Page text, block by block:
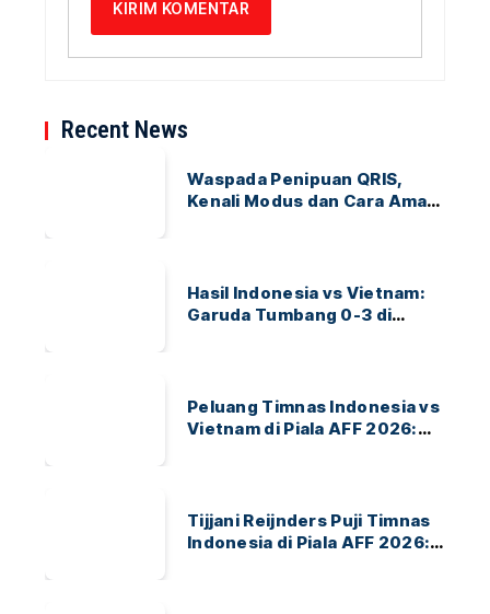
Recent News
Waspada Penipuan QRIS,
Kenali Modus dan Cara Aman
Hasil Indonesia vs Vietnam:
Garuda Tumbang 0-3 di
Peluang Timnas Indonesia vs
Vietnam di Piala AFF 2026:
Tijjani Reijnders Puji Timnas
Indonesia di Piala AFF 2026: